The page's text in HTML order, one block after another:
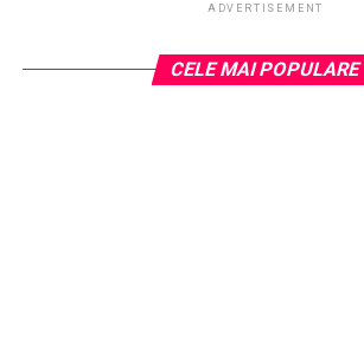
ADVERTISEMENT
CELE MAI POPULARE